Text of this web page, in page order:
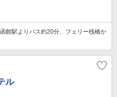
館駅よりバス約20分、フェリー桟橋か
ル